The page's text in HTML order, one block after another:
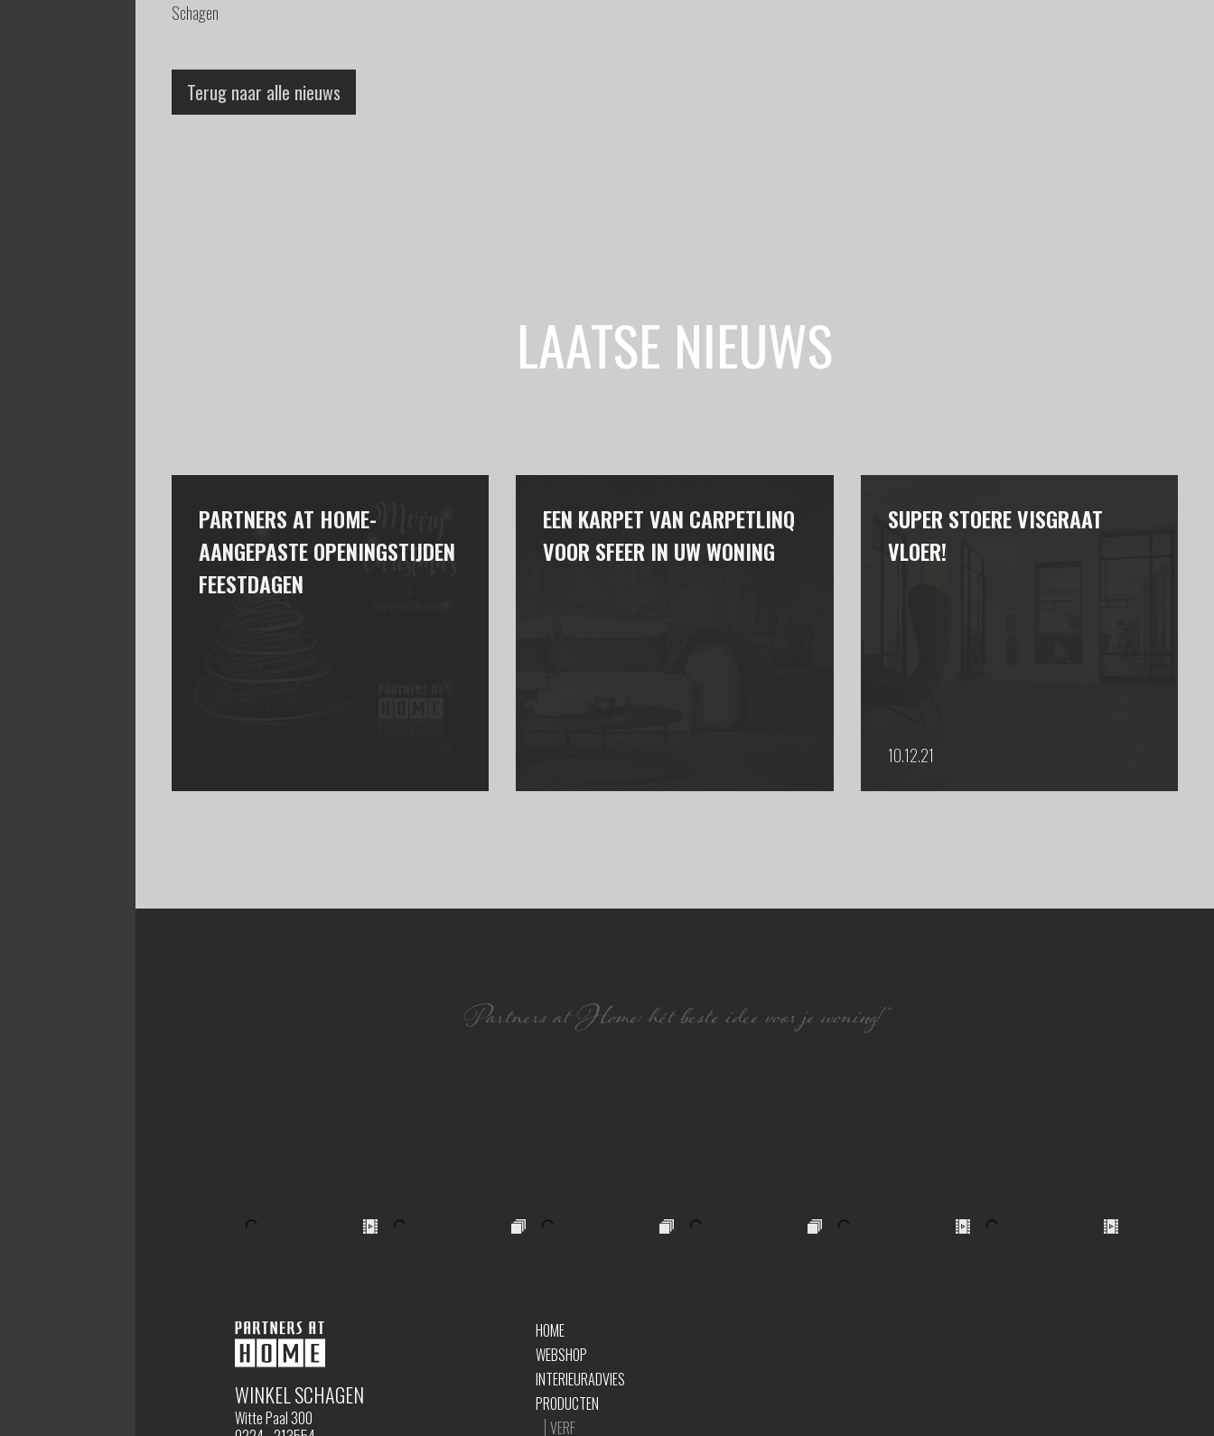
Schagen
Terug naar alle nieuws
LAATSE NIEUWS
PARTNERS AT HOME-
AANGEPASTE OPENINGSTIJDEN
FEESTDAGEN
EEN KARPET VAN CARPETLINQ
VOOR SFEER IN UW WONING
SUPER STOERE VISGRAAT
VLOER!
10.12.21
Partners at Home: hét beste idee voor je woning!”
WINKEL SCHAGEN
Witte Paal 300
HOME
WEBSHOP
INTERIEURADVIES
PRODUCTEN
VERF